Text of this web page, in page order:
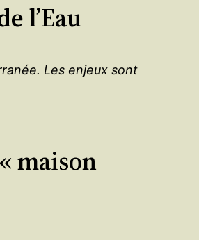
l’Eau
Les enjeux sont
maison